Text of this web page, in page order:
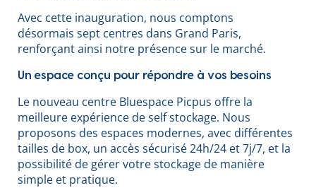
Avec cette inauguration, nous comptons
désormais sept centres dans Grand Paris,
renforçant ainsi notre présence sur le marché.
Un espace conçu pour répondre à vos besoins
Le nouveau centre Bluespace Picpus offre la
meilleure expérience de self stockage. Nous
proposons des espaces modernes, avec différentes
tailles de box, un accès sécurisé 24h/24 et 7j/7, et la
possibilité de gérer votre stockage de manière
simple et pratique.